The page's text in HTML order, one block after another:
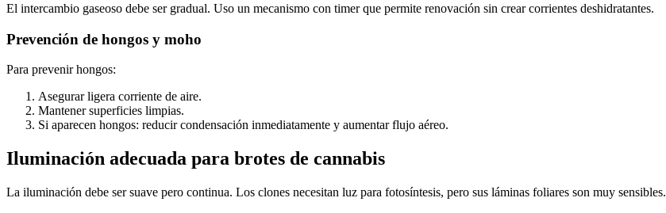
El intercambio gaseoso debe ser gradual. Uso un mecanismo con timer que permite renovación sin crear corrientes deshidratantes.
Prevención de hongos y moho
Para prevenir hongos:
Asegurar ligera corriente de aire.
Mantener superficies limpias.
Si aparecen hongos: reducir condensación inmediatamente y aumentar flujo aéreo.
Iluminación adecuada para brotes de cannabis
La iluminación debe ser suave pero continua. Los clones necesitan luz para fotosíntesis, pero sus láminas foliares son muy sensibles.